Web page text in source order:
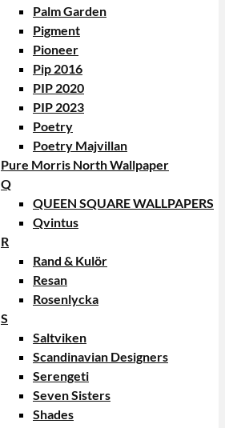
Palm Garden
Pigment
Pioneer
Pip 2016
PIP 2020
PIP 2023
Poetry
Poetry Majvillan
Pure Morris North Wallpaper
Q
QUEEN SQUARE WALLPAPERS
Qvintus
R
Rand & Kulör
Resan
Rosenlycka
S
Saltviken
Scandinavian Designers
Serengeti
Seven Sisters
Shades